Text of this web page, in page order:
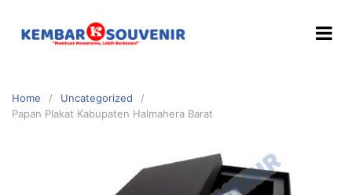
Home
Uncategorized
Papan Plakat Kabupaten Halmahera Barat